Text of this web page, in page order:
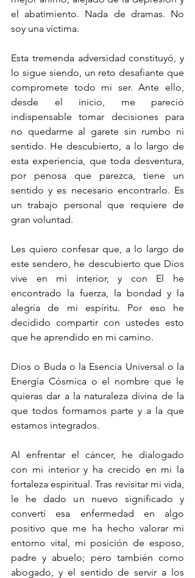
el abatimiento. Nada de dramas. No
soy una víctima.
Esta tremenda adversidad constituyó, y
lo sigue siendo, un reto desafiante que
compromete todo mi ser. Ante ello,
desde el inicio, me pareció
indispensable tomar decisiones para
no quedarme al garete sin rumbo ni
sentido. He descubierto, a lo largo de
esta experiencia, que toda desventura,
por penosa que parezca, tiene un
sentido y es necesario encontrarlo. Es
un trabajo personal que requiere de
gran voluntad.
Les quiero confesar que, a lo largo de
este sendero, he descubierto que Dios
vive en mi interior, y con El he
encontrado la fuerza, la bondad y la
alegría de mi espíritu. Por eso he
decidido compartir con ustedes esto
que he aprendido en mi camino.
Dios o Buda o la Esencia Universal o la
Energía Cósmica o el nombre que le
quieras dar a la naturaleza divina de la
que todos formamos parte y a la que
estamos integrados.
Al enfrentar el cáncer, he dialogado
con mi interior y ha crecido en mi la
fortaleza espiritual. Tras revisitar mi vida,
le he dado un nuevo significado y
convertí esa enfermedad en algo
positivo que me ha hecho valorar mi
entorno vital, mi posición de esposo,
padre y abuelo; pero también como
abogado, y el sentido de servir a los